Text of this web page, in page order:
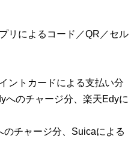
リによるコード／QR／セル
ントカードによる支払い分
へのチャージ分、楽天Edyに
のチャージ分、Suicaによる